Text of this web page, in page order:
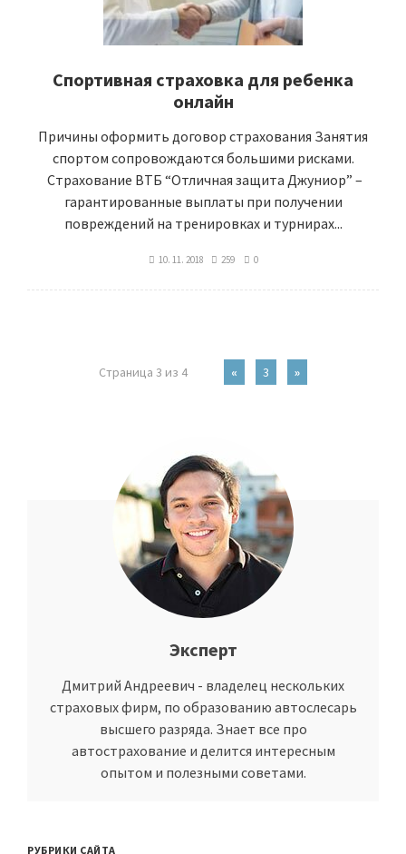
Спортивная страховка для ребенка
онлайн
Причины оформить договор страхования Занятия
спортом сопровождаются большими рисками.
Страхование ВТБ “Отличная защита Джуниор” –
гарантированные выплаты при получении
повреждений на тренировках и турнирах...
10. 11. 2018 259 0
Страница 3 из 4 « 3 »
Эксперт
Дмитрий Андреевич - владелец нескольких
страховых фирм, по образованию автослесарь
высшего разряда. Знает все про
автострахование и делится интересным
опытом и полезными советами.
РУБРИКИ САЙТА